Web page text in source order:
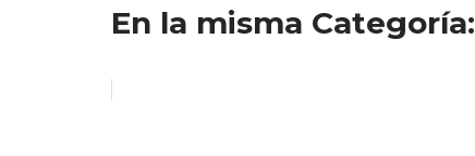
En la misma Categoría: